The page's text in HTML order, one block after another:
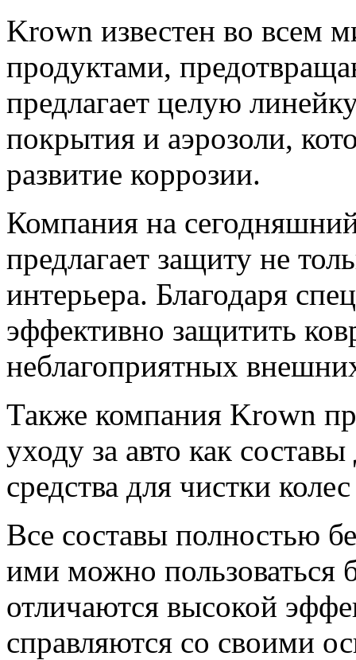
Krown известен во всем
продуктами,
предлагает целую
покрытия и аэрозоли,
развитие коррозии.
Компания на
предлагает защиту не
интерьера. Благодаря
эффективно защитить
неблагоприятных
Также компания Krown
уходу за авто как
средства для чистки
Все составы полностью
ими можно пользоваться
отличаются высокой
справляются со своими